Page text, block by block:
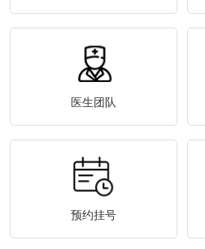
医生团队
预约挂号